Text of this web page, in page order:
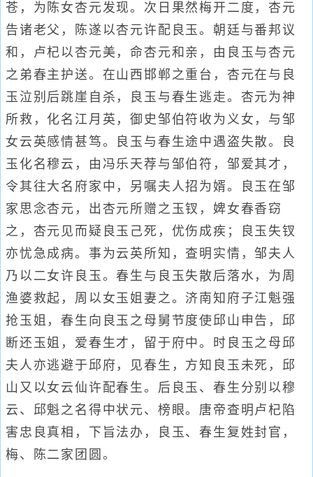
苍，为陈女杏元发现。次日果然梅开二度，杏元
告诸老父，陈遂以杏元许配良玉。朝廷与番邦议
和，卢杞以杏元美，命杏元和亲，由良玉与杏元
之弟春主护送。在山西邯郸之重台，杏元在与良
玉泣别后跳崖自杀，良玉与春生逃走。杏元为神
所救，化名江月英，御史邹伯符收为义女，与邹
女云英感情甚笃。良玉与春生途中遇盗失散。良
玉化名穆云，由冯乐天荐与邹伯符，邹爱其才，
令其往大名府家中，另嘱夫人招为婿。良玉在邹
家思念杏元，出杏元所赠之玉钗，婢女春香窃
之，杏元见而疑良玉己死，优伤成疾；良玉失钗
亦忧急成病。事为云英所知，查明实情，邹夫人
乃以二女许良玉。春生与良玉失散后落水，为周
渔婆救起，周以女玉姐妻之。济南知府子江魁强
抢玉姐，春生向良玉之母舅节度使邱山申告，邱
断还玉姐，爱春生才，留于府中。时良玉之母邱
夫人亦逃避于邱府，见春生，方知良玉未死，邱
山又以女云仙许配春生。后良玉、春生分别以穆
云、邱魁之名得中状元、榜眼。唐帝查明卢杞陷
害忠良真相，下旨法办，良玉、春生复姓封官，
梅、陈二家团圆。